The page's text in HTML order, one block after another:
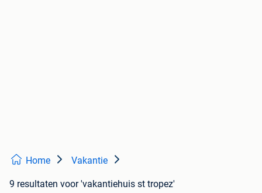
Home Vakantie
9 resultaten voor 'vakantiehuis st tropez'